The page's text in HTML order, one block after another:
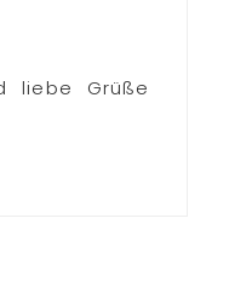
liebe Grüße